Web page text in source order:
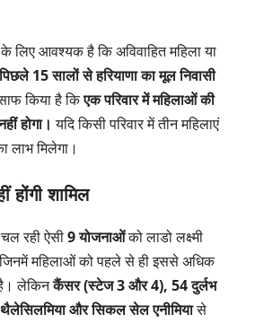
लिए आवश्यक है कि अविवाहित महिला या
पिछले 15 सालों से हरियाणा का मूल निवासी
किया है किएक परिवार में महिलाओं की
होगा। यदि किसी परिवार में तीन महिलाएं
लाभ मिलेगा।
होंगी शामिल
रही ऐसी9 योजनाओंको लाडो लक्ष्मी
महिलाओं को पहले से ही इससे अधिक
है। लेकिनकैंसर (स्टेज 3 और 4), 54 दुर्लभ
थैलेसिलमिया और सिकल सेल एनीमियासे